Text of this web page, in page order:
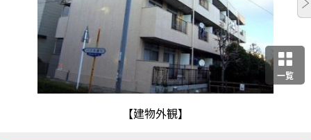
一覧
【建物外観】